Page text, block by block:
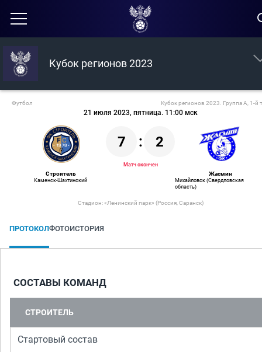
Кубок регионов 2023
Футбол
21 июля 2023, пятница. 11:00 мск
Кубок регионов 2023. Группа А, 1-й
Строитель
Каменск-Шахтинский
7 : 2
Матч окончен
Жасмин
Михайловск (Свердловская
область)
Стадион: «​Ленинский парк​»​ (Россия, Саранск)
ПРОТОКОЛФОТОИСТОРИЯ
СОСТАВЫ КОМАНД
СТРОИТЕЛЬ
Стартовый состав